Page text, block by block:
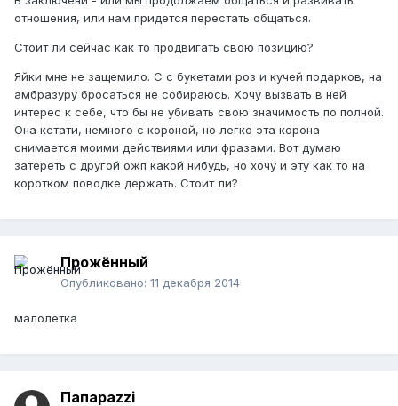
отношения, или нам придется перестать общаться.
Стоит ли сейчас как то продвигать свою позицию?
Яйки мне не защемило. С с букетами роз и кучей подарков, на
амбразуру бросаться не собираюсь. Хочу вызвать в ней
интерес к себе, что бы не убивать свою значимость по полной.
Она кстати, немного с короной, но легко эта корона
снимается моими действиями или фразами. Вот думаю
затереть с другой ожп какой нибудь, но хочу и эту как то на
коротком поводке держать. Стоит ли?
Прожённый
Опубликовано: 11 декабря 2014
малолетка
Папараzzi